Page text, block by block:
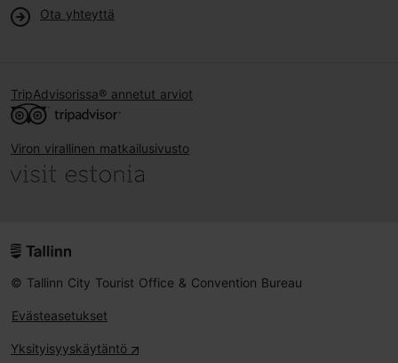
Ota yhteyttä
TripAdvisorissa® annetut arviot
Viron virallinen matkailusivusto
© Tallinn City Tourist Office & Convention Bureau
Evästeasetukset
Yksityisyyskäytäntö